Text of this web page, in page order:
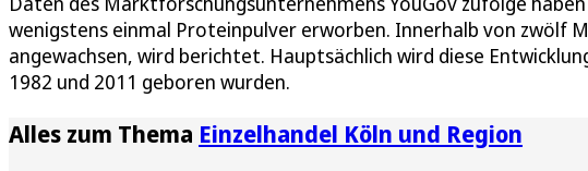
wenigstens einmal Proteinpulver erworben. Innerhalb von zwölf
angewachsen, wird berichtet. Hauptsächlich wird diese
1982 und 2011 geboren wurden.
Alles zum Thema Einzelhandel Köln und Region